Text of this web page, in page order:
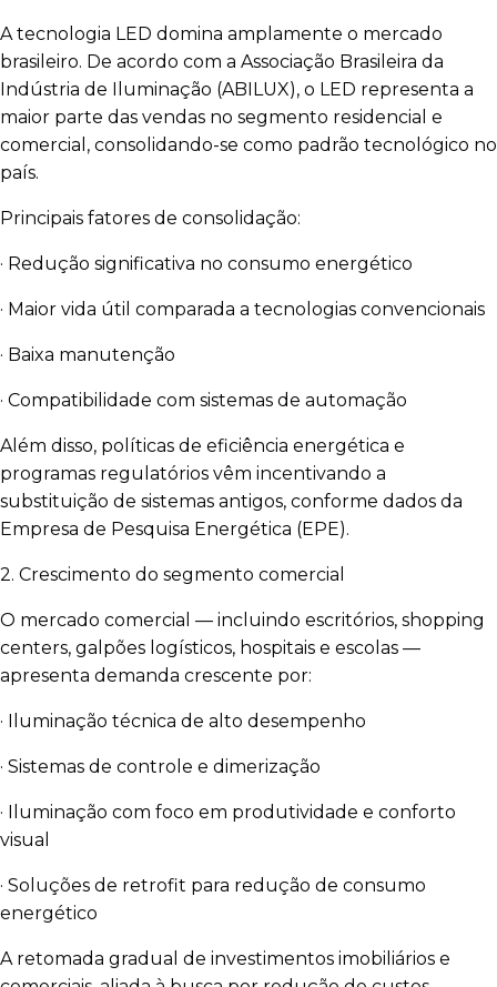
A tecnologia LED domina amplamente o mercado
brasileiro. De acordo com a Associação Brasileira da
Indústria de Iluminação (ABILUX), o LED representa a
maior parte das vendas no segmento residencial e
comercial, consolidando-se como padrão tecnológico no
país.
Principais fatores de consolidação:
· Redução significativa no consumo energético
· Maior vida útil comparada a tecnologias convencionais
· Baixa manutenção
· Compatibilidade com sistemas de automação
Além disso, políticas de eficiência energética e
programas regulatórios vêm incentivando a
substituição de sistemas antigos, conforme dados da
Empresa de Pesquisa Energética (EPE).
2. Crescimento do segmento comercial
O mercado comercial — incluindo escritórios, shopping
centers, galpões logísticos, hospitais e escolas —
apresenta demanda crescente por:
· Iluminação técnica de alto desempenho
· Sistemas de controle e dimerização
· Iluminação com foco em produtividade e conforto
visual
· Soluções de retrofit para redução de consumo
energético
A retomada gradual de investimentos imobiliários e